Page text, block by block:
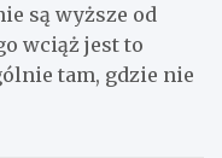
są wyższe od
wciąż jest to
tam, gdzie nie